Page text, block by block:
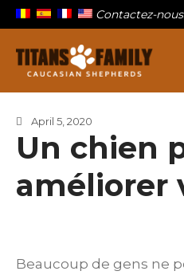
Contactez-
April 5, 2020
Un chien
améliorer
Beaucoup de gens ne